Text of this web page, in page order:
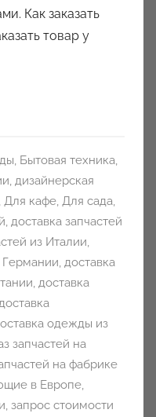
Как заказать
товар у
, Бытовая техника,
, дизайнерская
, Для кафе, Для сада,
, доставка запчастей
из Италии,
, доставка
, доставка
одежды из
запчастей на
на фабрике
в Европе,
, запрос стоимости